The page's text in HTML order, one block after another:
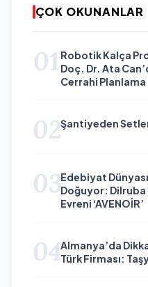
ÇOK OKUNANLAR
01 Robotik Kalça
Doç. Dr. Ata
Cerrahi Planlama
02Şantiyeden
03Edebiyat
Doğuyor: Dilruba
Evreni ‘AVENOİR’
04Almanya’da
Türk Firması: